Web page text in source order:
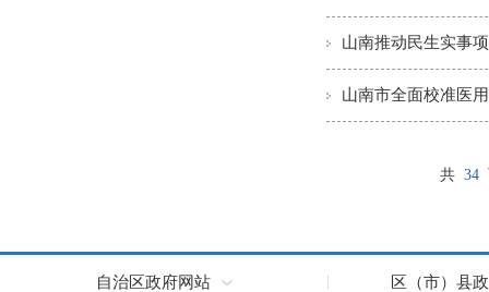
山南推动民生实事
山南市全面校准医
共 34
自治区政府网站 区（市）县